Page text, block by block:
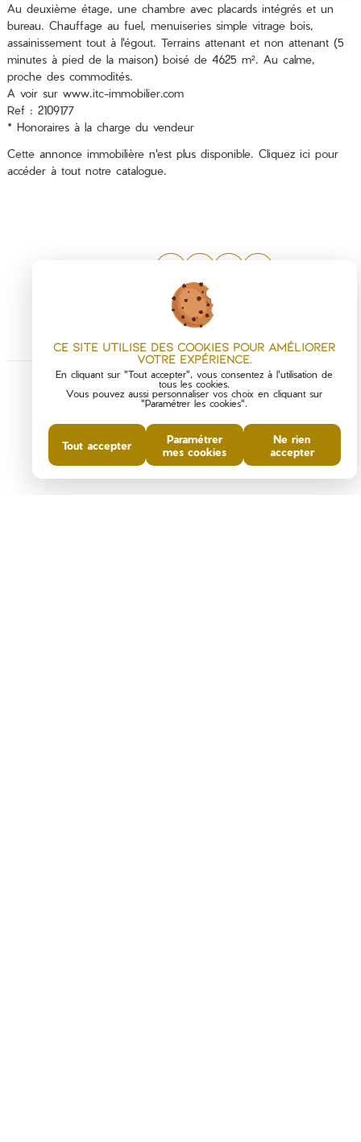
Au deuxième étage, une chambre avec placards intégrés et un
bureau. Chauffage au fuel, menuiseries simple vitrage bois,
assainissement tout à l'égout. Terrains attenant et non attenant (5
minutes à pied de la maison) boisé de 4625 m². Au calme,
proche des commodités.
A voir sur www.itc-immobilier.com
Ref : 2109177
* Honoraires à la charge du vendeur
Cette annonce immobilière n'est plus disponible. Cliquez ici pour
accéder à tout notre catalogue.
Ce site utilise des cookies pour améliorer
votre expérience.
En cliquant sur "Tout accepter", vous consentez à l'utilisation de
tous les cookies.
Vous pouvez aussi personnaliser vos choix en cliquant sur
"Paramétrer les cookies".
Tout accepter
Paramétrer
mes cookies
Ne rien
accepter